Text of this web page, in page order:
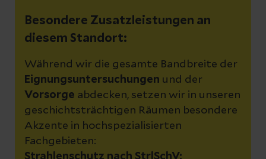
Besondere Zusatzleistungen an
diesem Standort:
Während wir die gesamte Bandbreite der
Eignungsuntersuchungen und der
Vorsorge abdecken, setzen wir in unseren
geschichtsträchtigen Räumen besondere
Akzente in hochspezialisierten
Fachgebieten:
Strahlenschutz nach StrlSchV: